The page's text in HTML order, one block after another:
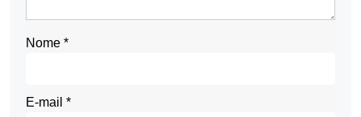
Nome *
E-mail *